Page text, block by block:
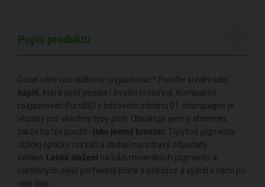
Popis produktu
Došel vám váš oblíbený rozjasňovač? Pořiďte si náhradní
náplň, která šetří peníze i životní prostředí. Kompaktní
rozjasňovač PuroBIO v béžovém odstínu 01 champagne je
vhodný pro všechny typy pleti. Obsahuje jemný shimmer,
takže ho lze použít i jako jemný bronzer. Třpytivé pigmenty
obličej opticky rozzáří a dodají mu zdravý odpočatý
vzhled. Lehké složení na bázi minerálních pigmentů a
rostlinných olejů perfektně přilne k pokožce a vydrží s vámi po
celý den.